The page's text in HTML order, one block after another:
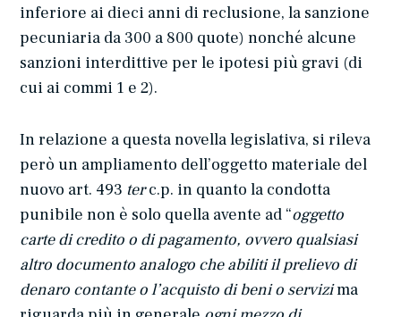
inferiore ai dieci anni di reclusione, la sanzione
pecuniaria da 300 a 800 quote) nonché alcune
sanzioni interdittive per le ipotesi più gravi (di
cui ai commi 1 e 2).
In relazione a questa novella legislativa, si rileva
però un ampliamento dell’oggetto materiale del
nuovo art. 493 terc.p. in quanto la condotta
punibile non è solo quella avente ad “oggetto
carte di credito o di pagamento, ovvero qualsiasi
altro documento analogo che abiliti il prelievo di
denaro contante o l’acquisto di beni o servizima